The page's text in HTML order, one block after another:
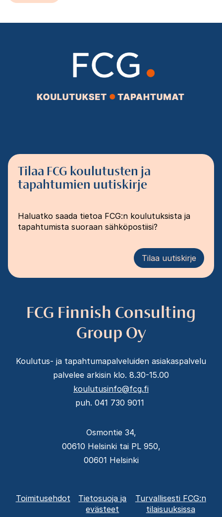
Tilaa FCG koulutusten ja
tapahtumien uutiskirje
Haluatko saada tietoa FCG:n koulutuksista ja
tapahtumista suoraan sähköpostiisi?
Tilaa uutiskirje
FCG Finnish Consulting
Group Oy
Koulutus- ja tapahtumapalveluiden asiakaspalvelu
palvelee arkisin klo. 8.30-15.00
koulutusinfo@fcg.fi
puh. 041 730 9011
Osmontie 34,
00610 Helsinki tai PL 950,
00601 Helsinki
Alatunnisteen
Toimitusehdot
Tietosuoja ja
evästeet
Turvallisesti FCG:n
tilaisuuksissa